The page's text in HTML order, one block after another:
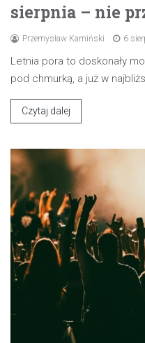
sierpnia – nie
Przemysław Kamiński 6
Letnia pora to doskonały
pod chmurką, a już w
Czytaj dalej